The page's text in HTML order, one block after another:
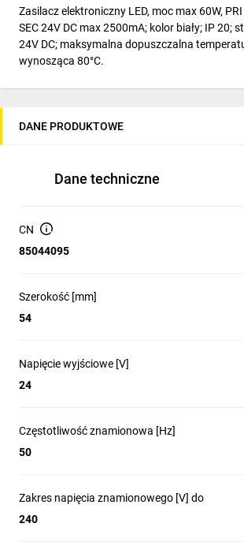
Zasilacz elektroniczny LED, moc max 60W,
SEC 24V DC max 2500mA; kolor biały; IP 20;
24V DC; maksymalna dopuszczalna
wynosząca 80°C.
DANE PRODUKTOWE
Dane techniczne
CN
85044095
Szerokość [mm]
54
Napięcie wyjściowe [V]
24
Częstotliwość znamionowa [Hz]
50
Zakres napięcia znamionowego [V] do
240